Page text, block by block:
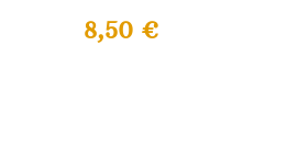
8,50€